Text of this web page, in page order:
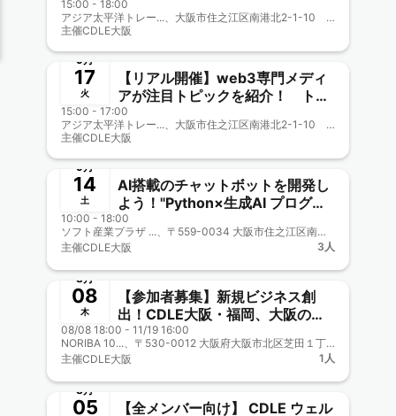
える変革 TEQS様相乗り企画
CDLE大阪Meetup#33
15:00 - 18:00
アジア太平洋トレー...、大阪市住之江区南港北2-1-10 アジア太平洋トレードセンター（ATC）内 ITM棟6階
主催CDLE大阪
終了
9月
17
火
【リアル開催】web3専門メディ
アが注目トピックを紹介！ トレ
ンドから見えるビジネスのツボ
TEQS様相乗り企画 CDLE大阪
Meetup#32
15:00 - 17:00
アジア太平洋トレー...、大阪市住之江区南港北2-1-10 アジア太平洋トレードセンター（ATC）内 ITM棟6階
主催CDLE大阪
終了
9月
14
土
AI搭載のチャットボットを開発し
よう！"Python×生成AI プログラ
ミング実践講座"のご案内
10:00 - 18:00
ソフト産業プラザ ...、〒559-0034 大阪市住之江区南港北2-1-10 ATCビルITM棟 6階
主催CDLE大阪 3人
終了
8月
08
木
【参加者募集】新規ビジネス創
出！CDLE大阪・福岡、大阪の公
益事業に協力参画
08/08 18:00 - 11/19 16:00
NORIBA 10...、〒530-0012 大阪府大阪市北区芝田１丁目１−３
主催CDLE大阪 1人
終了
8月
05
【全メンバー向け】 CDLE ウェル